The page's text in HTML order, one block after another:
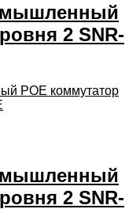
2 SNR-
2 SNR-